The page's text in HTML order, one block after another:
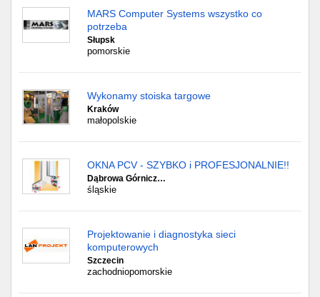
MARS Computer Systems wszystko co
potrzeba
Słupsk
pomorskie
Wykonamy stoiska targowe
Kraków
małopolskie
OKNA PCV - SZYBKO i PROFESJONALNIE!!
Dąbrowa Górnicz…
śląskie
Projektowanie i diagnostyka sieci
komputerowych
Szczecin
zachodniopomorskie